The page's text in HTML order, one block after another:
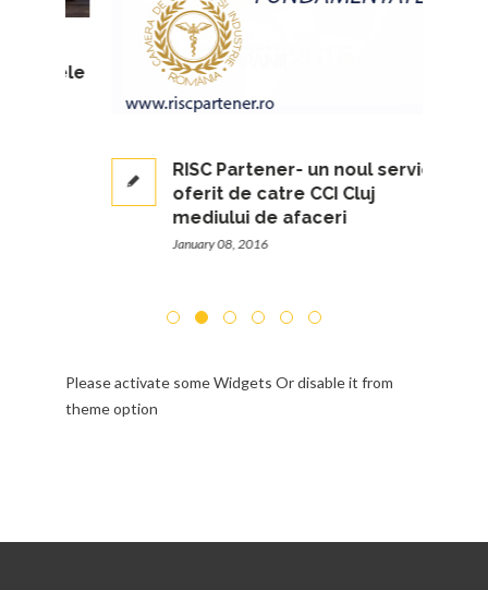
RISC Partener- un noul serviciu
oferit de catre CCI Cluj
mediului de afaceri
January 08, 2016
Please activate some Widgets Or disable it from
theme option